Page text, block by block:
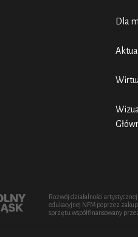
Dla
Rozwój działalności artystycznej
edukacyjnej NFM poprzez zakup
sprzętu współfinansowany